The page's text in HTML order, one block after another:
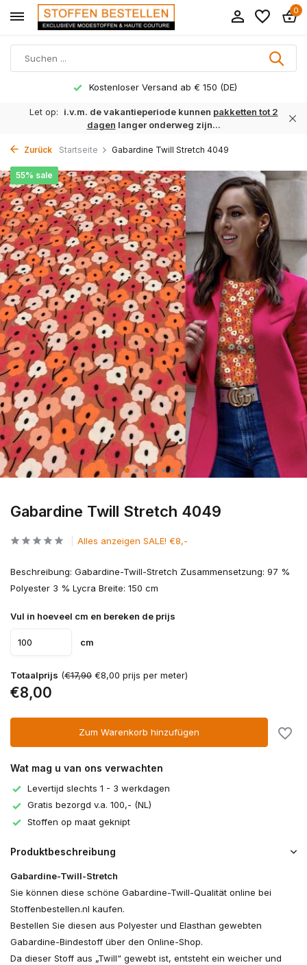
0
Kostenloser Versand ab € 150 (DE)
Let op: i.v.m. de vakantieperiode kunnen pakketten tot 2
dagen langer onderweg zijn...
Zurück Startseite Gabardine Twill Stretch 4049
Gabardine Twill Stretch 4049
55% sale
Alles anzeigen SALE! €8,-
Beschreibung: Gabardine-Twill-Stretch Zusammensetzung: 97 %
Polyester 3 % Lycra Breite: 150 cm
Vul in hoeveel cm en bereken de prijs
cm
Totaalprijs (€17,90 €8,00 prijs per meter)
€8,00
Zum Warenkorb hinzufügen
Wat mag u van ons verwachten
Levertijd slechts 1 - 3 werkdagen
Gratis bezorgd v.a. 100,- (NL)
Stoffen op maat geknipt
Produktbeschreibung
Gabardine-Twill-Stretch
Sie können diese schöne Gabardine-Twill-Qualität online bei
Stoffenbestellen.nl kaufen.
Bestellen Sie diesen aus Polyester und Elasthan gewebten
Gabardine-Bindestoff über den Online-Shop.
Da dieser Stoff aus „Twill“ gewebt ist, entsteht ein weicher und